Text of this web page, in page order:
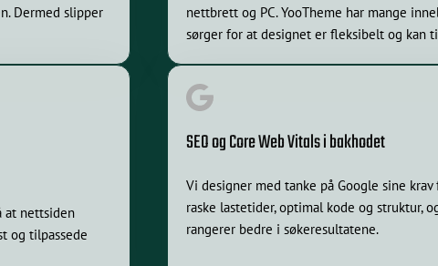
Dermed slipper
nettbrett og PC. YooTheme har mange
sørger for at designet er fleksibelt og kan
at nettsiden
og tilpassede
SEO og Core Web Vitals i bakhodet
Vi designer med tanke på Google sine
raske lastetider, optimal kode og struktur,
rangerer bedre i søkeresultatene.